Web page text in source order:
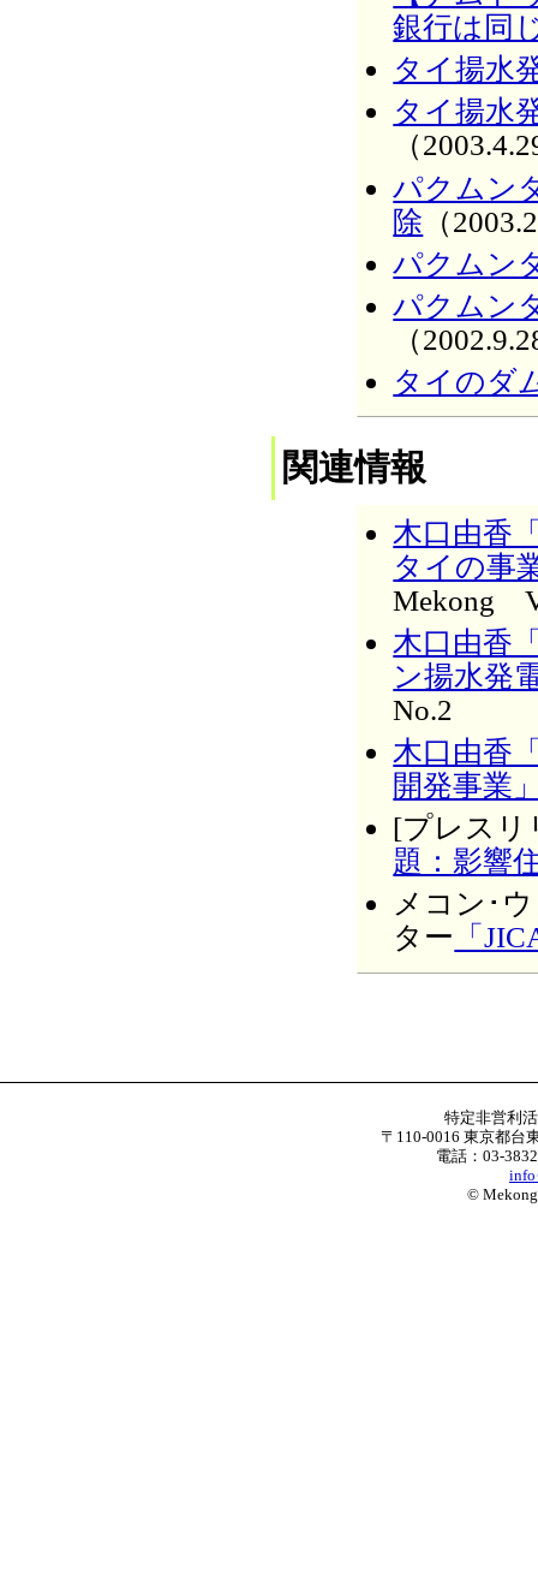
銀行は同
タイ揚水
タイ揚水
（
パクムン
除 （
パクムン
パクムン
（
タイのダ
関連情報
木口由香
タイの事
Mekong
木口由香
ン揚水発
No.2
木口由香
開発事業
[プレスリ
題：影響
メコン･
ター 「
特定非営利
〒110-0016 東京都台
電話：03-
info
© Mekong